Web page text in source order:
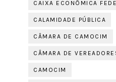
CAIXA ECONÔMICA
CALAMIDADE PÚBLICA
CÂMARA DE CAMOCIM
CÂMARA DE
CAMOCIM